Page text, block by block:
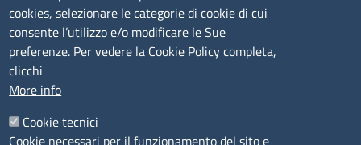
CONTATTI
Camera di Commercio, Industria, Artigianato e
Agricoltura di Sassari
P.IVA01047570906
cookies, selezionare le categorie di cookie di cui
consente l’utilizzo e/o modificare le Sue
preferenze. Per vedere la Cookie Policy completa,
clicchi
More info
Cookie tecnici
Cookie necessari per il funzionamento del sito e